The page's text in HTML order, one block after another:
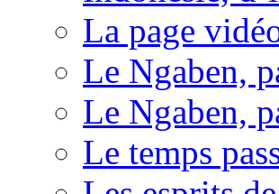
La page
Le Ngaben,
Le Ngaben,
Le temps